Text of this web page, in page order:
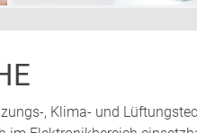
, Klima- und